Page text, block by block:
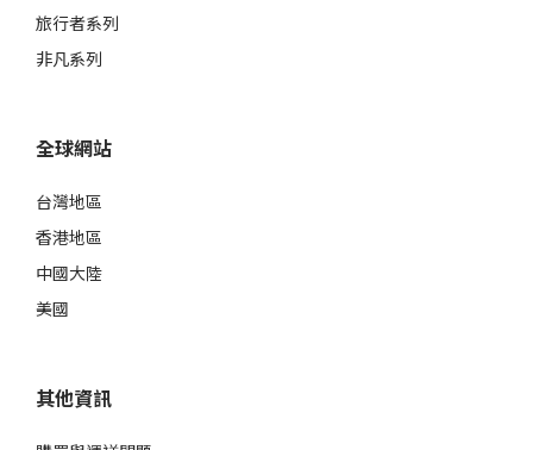
旅行者系列
非凡系列
全球網站
台灣地區
香港地區
中國大陸
美國
其他資訊